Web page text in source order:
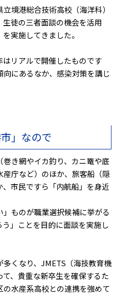
境港総合技術高校（海洋科）
徒の三者面談の機会を活用
実施してきました。
リアルで開催したものです
にあるなか、感染対策を講じ
」なので
き網やイカ釣り、カニ篭や底
庁など）のほか、旅客船（隠
市民ですら「内航船」を身近
ものが職業選択候補に挙がる
」ことを目的に面談を実施し
くなり、JMETS（海技教育機
、貴重な新卒生を確保するた
水産系高校との連携を強めて